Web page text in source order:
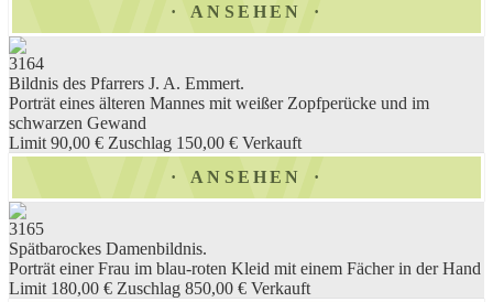
ANSEHEN
3164
Bildnis des Pfarrers J. A. Emmert.
Porträt eines älteren Mannes mit weißer Zopfperücke und im
schwarzen Gewand
Limit 90,00 € Zuschlag 150,00 € Verkauft
ANSEHEN
3165
Spätbarockes Damenbildnis.
Porträt einer Frau im blau-roten Kleid mit einem Fächer in der Hand
Limit 180,00 € Zuschlag 850,00 € Verkauft